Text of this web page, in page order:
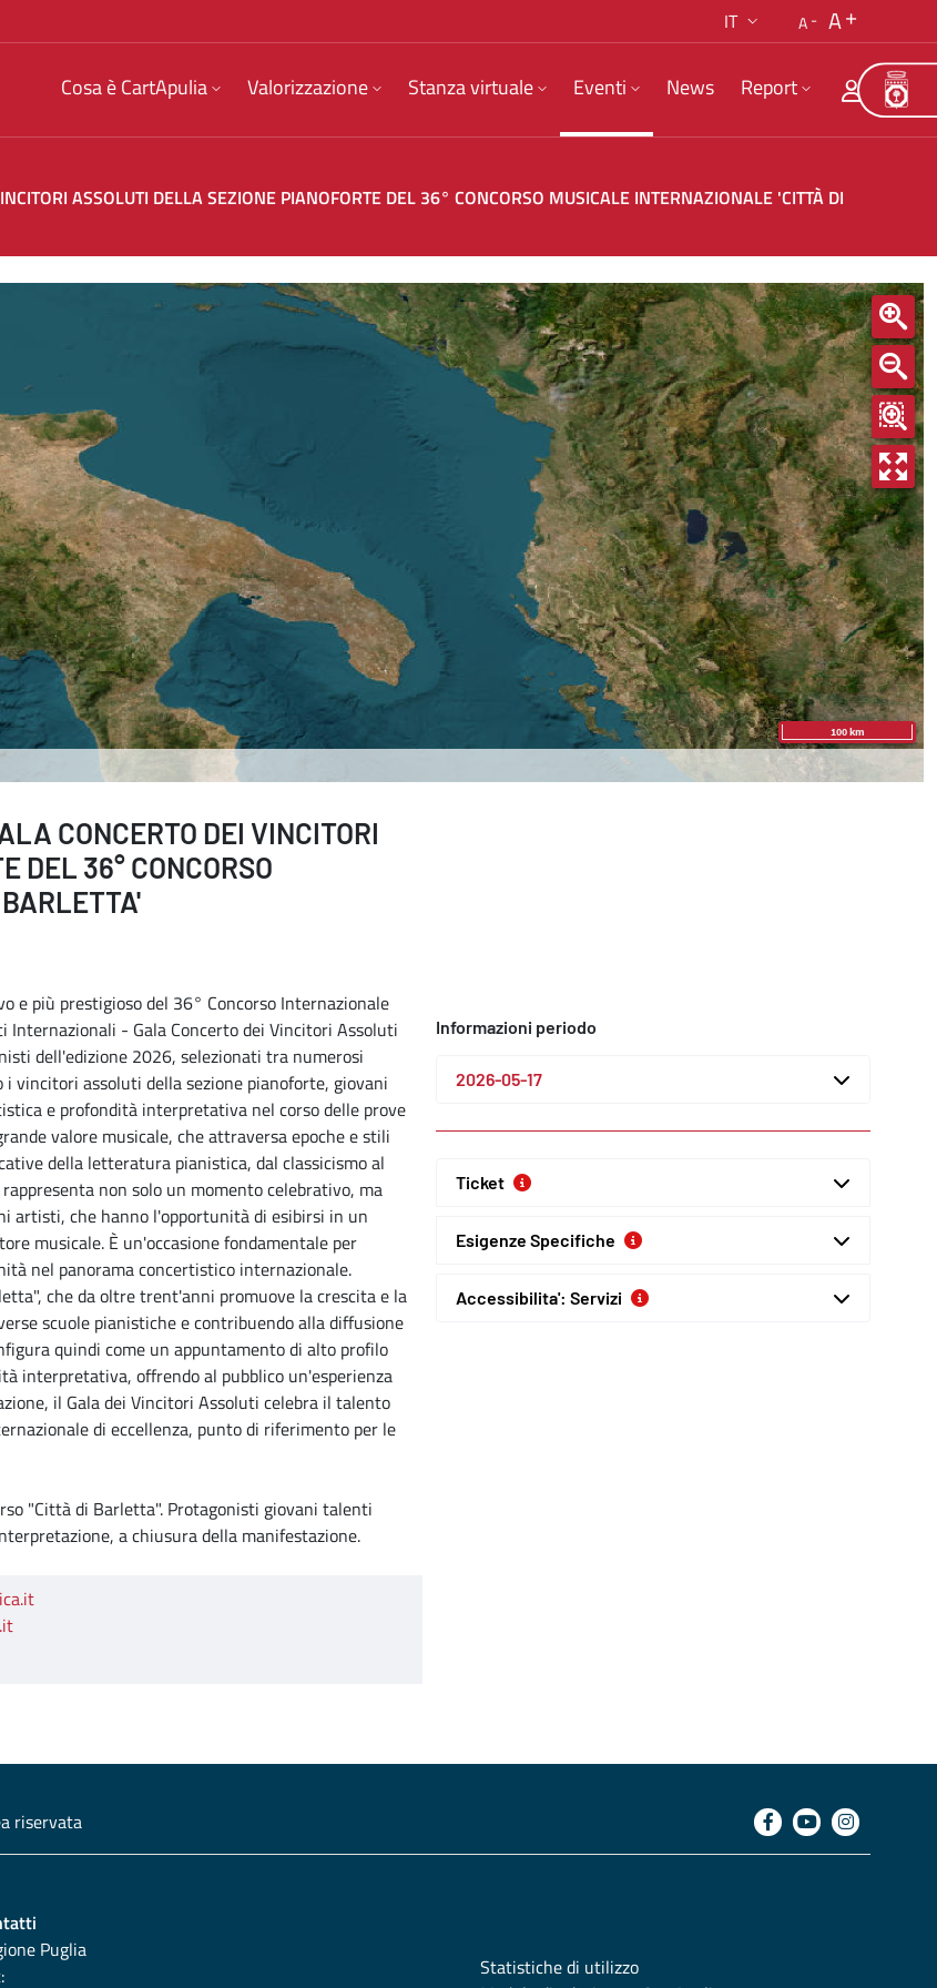
IT A A
Cosa è CartApulia Valorizzazione Stanza virtuale Eventi News Report
ASSOLUTI DELLA SEZIONE PIANOFORTE DEL 36° CONCORSO MUSICALE INTERNAZIONALE 'CITTÀ DI
DEI VINCITORI ASSOLUTI DELLA SEZIONE PIANOFORTE DEL 36° CONCORSO
CONCERTO DEI VINCITORI
DEL 36° CONCORSO
e più prestigioso del 36° Concorso Internazionale
- Gala Concerto dei Vincitori Assoluti
dell'edizione 2026, selezionati tra numerosi
vincitori assoluti della sezione pianoforte, giovani
e profondità interpretativa nel corso delle prove
valore musicale, che attraversa epoche e stili
della letteratura pianistica, dal classicismo al
non solo un momento celebrativo, ma
artisti, che hanno l'opportunità di esibirsi in un
musicale. È un'occasione fondamentale per
nel panorama concertistico internazionale.
che da oltre trent'anni promuove la crescita e la
scuole pianistiche e contribuendo alla diffusione
quindi come un appuntamento di alto profilo
interpretativa, offrendo al pubblico un'esperienza
il Gala dei Vincitori Assoluti celebra il talento
di eccellenza, punto di riferimento per le
"Città di Barletta". Protagonisti giovani talenti
a chiusura della manifestazione.
Informazioni periodo
2026-05-17
Ticket
Esigenze Specifiche
Accessibilita': Servizi
riservata
Puglia
Statistiche di utilizzo